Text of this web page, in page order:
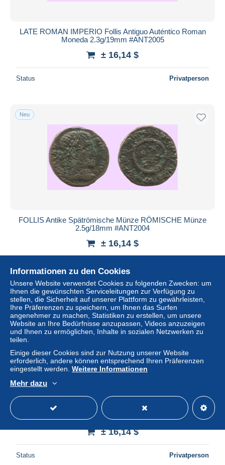
LATE ROMAN IMPERIO Follis Antiguo Auténtico Roman
Moneda 2.3g/19mm #ANT2005
± 16,14 $
Status Privatperson
Neu
FOLLIS Antike Spätrömische Münze RÖMISCHE Münze
2.5g/18mm #ANT2004
± 16,14 $
Status
Neu
LATE ROMAN EMPIRE Follis Antique Authentique Roman
Pièce 2.1g/16mm #ANT2006
± 16,14 $
Status Privatperson
Informationen zu den Cookies
Unsere Website verwendet Cookies zu folgenden Zwecken: um
Ihnen die gewünschten Serviceleitungen zur Verfügung zu
stellen, die Sicherheit auf unserer Plattform zu gewährleisten,
Ihre Präferenzen zu speichern, um Ihnen das Surfen
angenehmer zu machen, Statistiken zu erstellen, um unsere
Website an Ihre Bedürfnisse anzupassen, Videos anzuzeigen
und Ihnen zu ermöglichen, Inhalte in sozialen Netzwerken zu
teilen.
Einige dieser Cookies sind zur Nutzung unserer Website
erforderlich, andere können entsprechend Ihren Präferenzen
eingestellt werden. Weitere Informationen
Mehr dazu